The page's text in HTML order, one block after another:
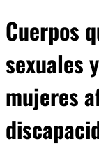
Cuerpos
sexuales
mujeres